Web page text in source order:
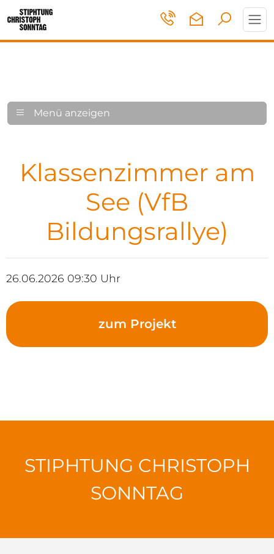
Menü anzeigen
Klassenzimmer am
See (VfB
Bildungsrallye)
26.06.2026 09:30 Uhr
zum Projekt
STIPHTUNG CHRISTOPH
SONNTAG